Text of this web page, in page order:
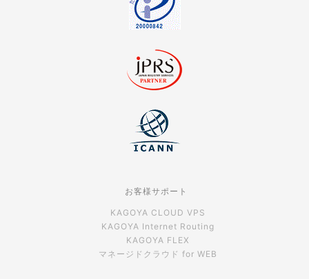
お客様サポート
KAGOYA CLOUD VPS
KAGOYA Internet Routing
KAGOYA FLEX
マネージドクラウド for WEB